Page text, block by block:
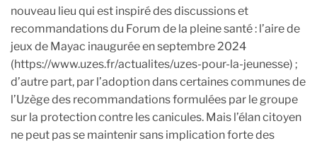
nouveau lieu qui est inspiré des discussions et
recommandations du Forum de la pleine santé : l’aire de
jeux de Mayac inaugurée en septembre 2024
(https://www.uzes.fr/actualites/uzes-pour-la-jeunesse) ;
d’autre part, par l’adoption dans certaines communes de
l’Uzège des recommandations formulées par le groupe
sur la protection contre les canicules. Mais l’élan citoyen
ne peut pas se maintenir sans implication forte des